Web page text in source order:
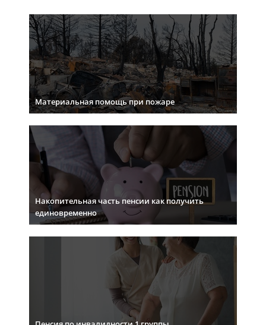
Материальная помощь при пожаре
Накопительная часть пенсии как получить
единовременно